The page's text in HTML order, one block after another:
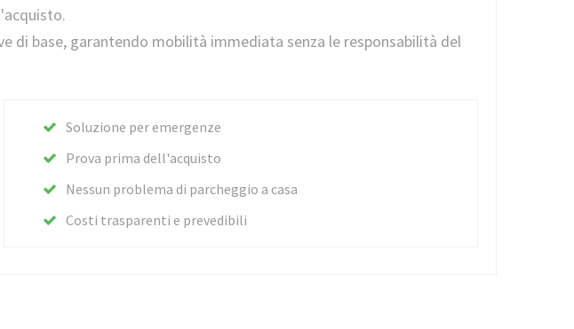
di base, garantendo mobilità immediata senza le responsabilità del
Soluzione per emergenze
Prova prima dell'acquisto
Nessun problema di parcheggio a casa
Costi trasparenti e prevedibili